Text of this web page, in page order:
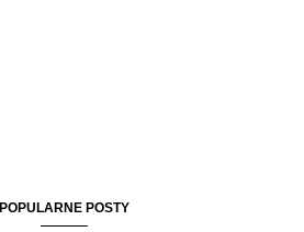
POPULARNE POSTY